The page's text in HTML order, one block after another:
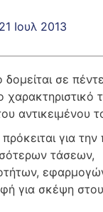
21 Ιουλ 2013
δομείται σε
χαρακτηριστικό
αντικειμένου
πρόκειται για
τάσεων,
για σκέψη